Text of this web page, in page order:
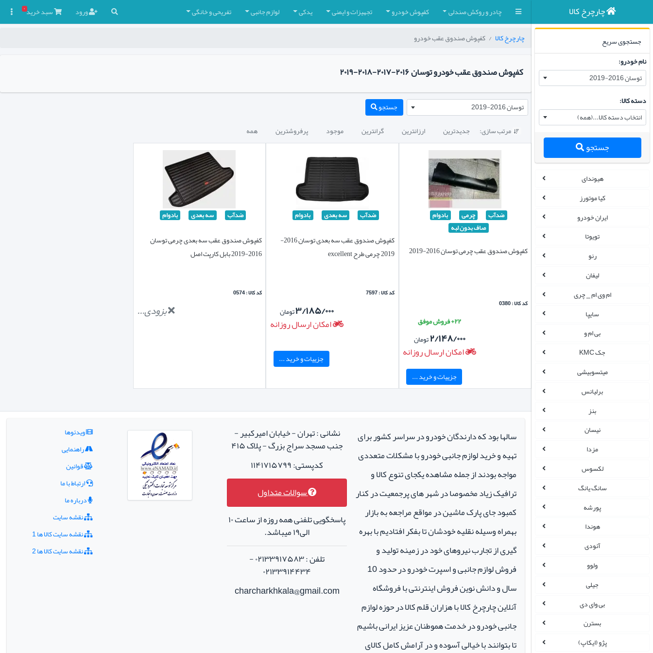
چادر و روکش صندلی کفپوش خودرو تجهیزات و ایمنی یدکی لوازم جانبی تفریحی و خانگی ورود سبدخرید۰ چارچرخ کالا
جستجوی سریع
نام خودرو:
توسان 2016-2019
دسته کالا:
انتخاب دسته کالا...(همه)
جستجو
هیوندای
کیا موتورز
ایران خودرو
تویوتا
رنو
لیفان
ام وی ام _ چری
سایپا
بی ام و
جک KMC
میتسوبیشی
برلیانس
بنز
نیسان
مزدا
لکسوس
سانگ یانگ
پورشه
هوندا
آئودی
ولوو
جیلی
بی وای دی
بسترن
پژو (ایکاپ)
چارچرخ کالا کفپوش صندوق عقب خودرو
کفپوش صندوق عقب خودرو توسان ۲۰۱۶-۲۰۱۷-۲۰۱۸-۲۰۱۹
توسان 2016-2019 جستجو
 مرتب سازی: جدیدترین ارزانترین گرانترین موجود پرفروشترین همه
ضدآب چرمی
بادوام
صاف بدون لبه
کفپوش صندوق عقب چرمی توسان 2016-2019
کد کالا : 0380
۲۲+ فروش موفق
۲/۱۴۸/۰۰۰تومان
امکان ارسال روزانه
جزییات و خرید ...
ضدآب سه بعدی بادوام
کفپوش صندوق عقب سه بعدی توسان 2016-
2019 چرمی طرح excellent
کد کالا : 7597
۳/۱۸۵/۰۰۰تومان
امکان ارسال روزانه
جزییات و خرید ...
ضدآب سه بعدی بادوام
کفپوش صندوق عقب سه بعدی چرمی توسان
2016-2019 بابل کارپت اصل
کد کالا : 0574
بزودی...
سالها بود که دارندگان خودرو در سراسر کشور برای
تهیه و خرید لوازم جانبی خودرو با مشکلات متعددی
مواجه بودند از جمله مشاهده یکجای تنوع کالا و
ترافیک زیاد مخصوصا در شهر های پرجمعیت در کنار
کمبود جای پارک ماشین در مواقع مراجعه به بازار
بهمراه وسیله نقلیه خودشان تا بفکر افتادیم با بهره
گیری از تجارب نیروهای خود در زمینه تولید و
فروش لوازم جانبی و اسپرت خودرو در حدود 10
سال و دانش نوین فروش اینترنتی با فروشگاه
آنلاین چارچرخ کالا با هزاران قلم کالا در حوزه لوازم
جانبی خودرو در خدمت هموطنان عزیز ایرانی باشیم
تا بتوانند با خیالی آسوده و در آرامش کامل کالای
نشانی : تهران - خیابان امیرکبیر -
جنب مسجد سراج بزرگ - پلاک ۴۱۵
کدپستی: ۱۱۴۱۷۱۵۷۹۹
سوالات متداول
پاسخگویی تلفنی همه روزه از ساعت ۱۰
الی۱۹ میباشد.
تلفن : ۰۲۱۳۳۹۱۷۵۸۳ -
۰۲۱۳۳۹۱۴۴۳۴
charcharkhkala@gmail.com
ویدئوها
راهنمایی
قوانین
ارتباط با ما
درباره ما
نقشه سایت
نقشه سایت کالا ها 1
نقشه سایت کالا ها 2